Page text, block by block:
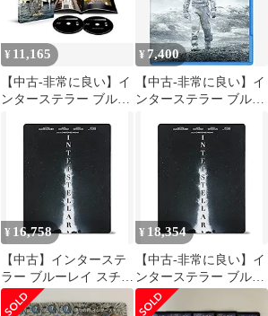
¥ 11,165
【中古-非常に良い】イ
ンターステラー ブルー
様(2枚組/デジタルコピ
ー付) [Blu-ray]
¥ 7,400
【中古-非常に良い】イ
ンターステラー ブルー
限定生産/3枚組/デジタ
ルコピー付) [Blu-ray]
¥ 16,758
【中古】インターステ
ラー ブルーレイ スチー
ルブック仕様(数量限定
生産/2枚組) [Blu-ray]
¥ 18,354
【中古-非常に良い】イ
ンターステラー ブルー
レイ スチールブック仕
様(数量限定生産/2枚組)